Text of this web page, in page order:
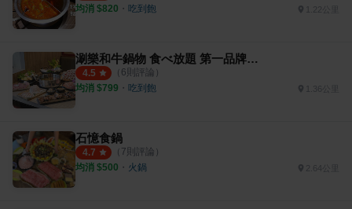
均消 $820 ・ 吃到飽
涮樂和牛鍋物 食べ放題 第一品牌 新竹經國店
4.5 （ 6則評論）
均消 $799 ・ 吃到飽
石憶食鍋
4.7 （ 7則評論）
均消 $500 ・ 火鍋 2.64公里